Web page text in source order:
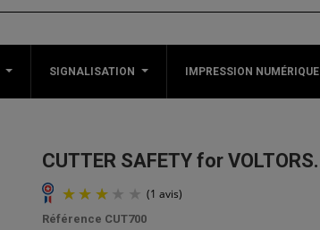
SIGNALISATION IMPRESSION NUMÉRIQUE
CUTTER SAFETY for VOLTORS.
Référence CUT700